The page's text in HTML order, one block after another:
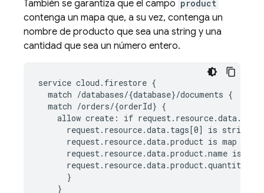
También se garantiza que el campo product
contenga un mapa que, a su vez, contenga un
nombre de producto que sea una string y una
cantidad que sea un número entero.
service cloud.firestore {
  match /databases/{database}/documents {
  match /orders/{orderId} {
allow create: if
request.resource.data.tags[0] is string
      request.resource.data.product is map &&
request.resource.data.product.name is
request.resource.data.product.quantity is
      }
    }